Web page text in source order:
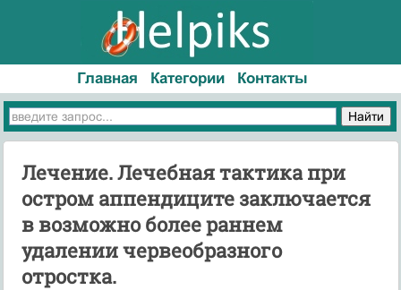
Главная Категории Контакты
Лечение. Лечебная тактика при
остром аппендиците заключается
в воз­можно более раннем
удалении червеобразного
отростка.